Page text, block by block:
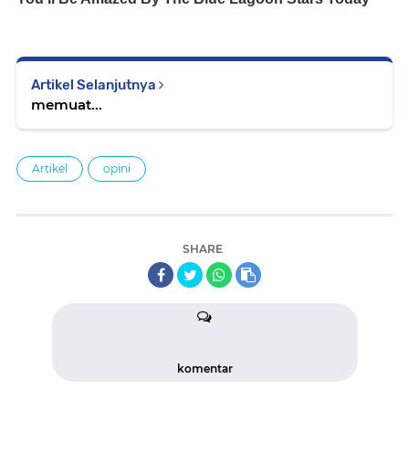
Artikel Selanjutnya
memuat...
Artikel opini
SHARE
komentar